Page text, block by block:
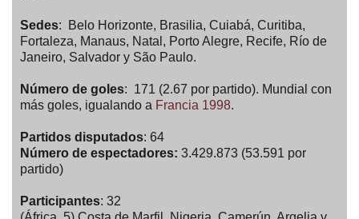
Sedes: Belo Horizonte, Brasilia, Cuiabá, Curitiba,
Fortaleza, Manaus, Natal, Porto Alegre, Recife, Río de
Janeiro, Salvador y São Paulo.
Número de goles: 171 (2.67 por partido). Mundial con
más goles, igualando a Francia 1998.
Partidos disputados: 64
Número de espectadores: 3.429.873 (53.591 por
partido)
Participantes: 32